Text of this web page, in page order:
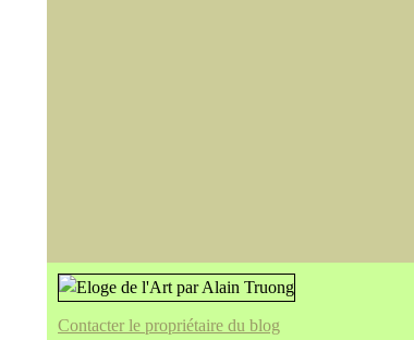
Contacter le propriétaire du blog